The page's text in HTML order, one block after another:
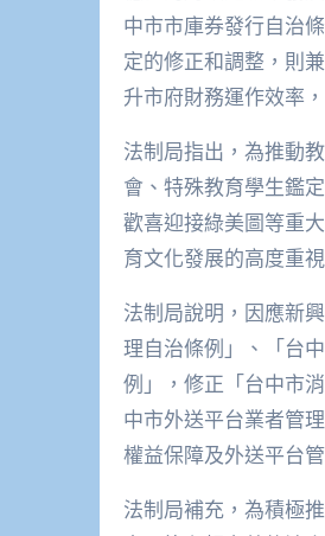
中市市庫券發行自治
定的修正和調整，則
升市府財務運作效率
法制局指出，為推動
會、特殊教育學生鑑
歡喜迎接綠美圖等重
育文化發展的高度重視
法制局說明，因應新
理自治條例」、「台
例」，修正「台中市
中市外送平台業者管
權益保障及外送平台
法制局補充，為積極